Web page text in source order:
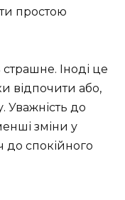
простою
Іноді це
відпочити або,
Уважність до
зміни у
до спокійного